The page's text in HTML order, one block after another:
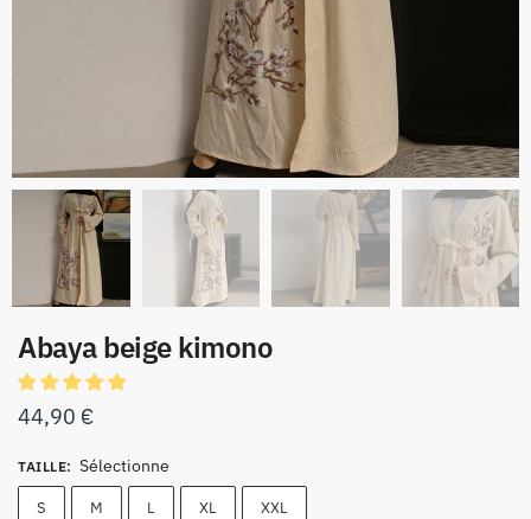
Abaya beige kimono
44,90 €
TAILLE: Sélectionne
S M L XL XXL